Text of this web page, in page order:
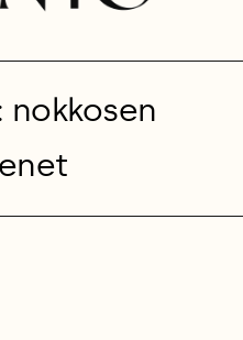
nokkosen